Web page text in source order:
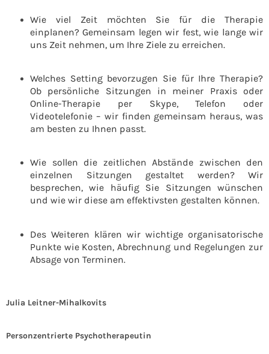
Wie viel Zeit möchten Sie für die Therapie
einplanen? Gemeinsam legen wir fest, wie lange wir
uns Zeit nehmen, um Ihre Ziele zu erreichen.
Welches Setting bevorzugen Sie für Ihre Therapie?
Ob persönliche Sitzungen in meiner Praxis oder
Online-Therapie per Skype, Telefon oder
Videotelefonie – wir finden gemeinsam heraus, was
am besten zu Ihnen passt.
Wie sollen die zeitlichen Abstände zwischen den
einzelnen Sitzungen gestaltet werden? Wir
besprechen, wie häufig Sie Sitzungen wünschen
und wie wir diese am effektivsten gestalten können.
Des Weiteren klären wir wichtige organisatorische
Punkte wie Kosten, Abrechnung und Regelungen zur
Absage von Terminen.
Julia Leitner-Mihalkovits
Personzentrierte Psychotherapeutin